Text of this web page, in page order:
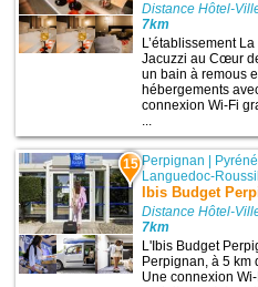
Distance Hôtel-
7km
L’établissement
Jacuzzi au Cœur
un bain à remous
hébergements
connexion Wi-Fi
...
15 Perpignan
Languedoc-
Ibis Budget
Distance Hôtel-
7km
L'Ibis Budget
Perpignan, à 5 km
Une connexion